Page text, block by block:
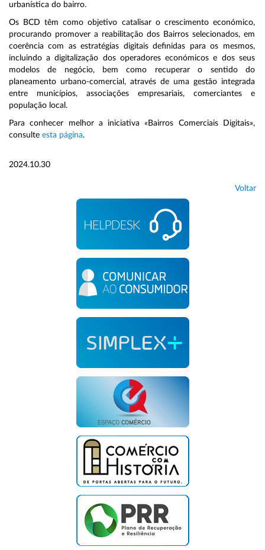
urbanística do bairro.
Os BCD têm como objetivo catalisar o crescimento económico,
procurando promover a reabilitação dos Bairros selecionados, em
coerência com as estratégias digitais definidas para os mesmos,
incluindo a digitalização dos operadores económicos e dos seus
modelos de negócio, bem como recuperar o sentido do
planeamento urbano-comercial, através de uma gestão integrada
entre municípios, associações empresariais, comerciantes e
população local.
Para conhecer melhor a iniciativa «Bairros Comerciais Digitais»,
consulte esta página.
2024.10.30
Voltar